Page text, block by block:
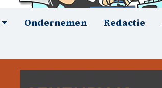
Ondernemen Redactie